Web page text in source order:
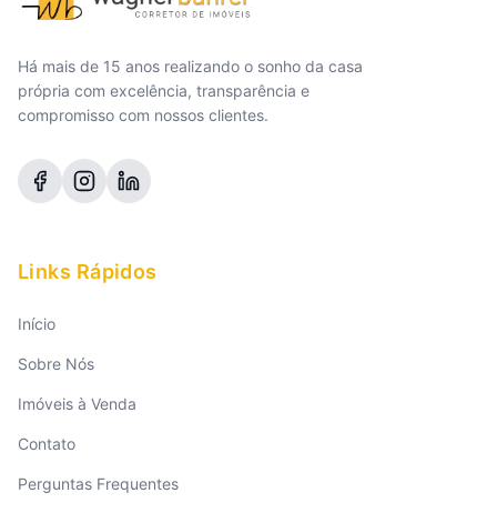
Há mais de 15 anos realizando o sonho da casa
própria com excelência, transparência e
compromisso com nossos clientes.
Links Rápidos
Início
Sobre Nós
Imóveis à Venda
Contato
Perguntas Frequentes